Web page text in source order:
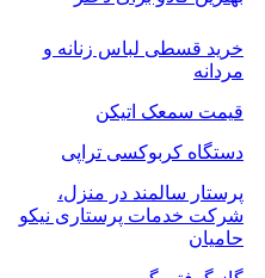
خرید قسطی لباس زنانه و
مردانه
قیمت سمعک اتیکن
دستگاه کربوکسی تراپی
پرستار سالمند در منزل،
شرکت خدمات پرستاری نیکو
حامیان